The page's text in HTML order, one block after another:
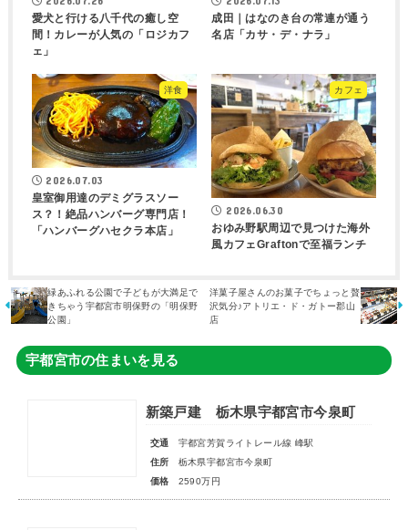
愛犬と行ける八千代の癒し空
間！カレーが人気の「ロジカフ
ェ」
成田｜はなのき台の常連が通う
名店「カサ・デ・ナラ」
洋食
2026.07.03
皇室御用達のデミグラスソー
ス？！絶品ハンバーグ専門店！
「ハンバーグハセクラ本店」
カフェ
2026.06.30
おゆみ野駅周辺で見つけた海外
風カフェGraftonで至福ランチ
緑あふれる公園で子どもが大満足で
きちゃう宇都宮市明保野の「明保野
公園」
洋菓子屋さんのお菓子でちょっと贅
沢気分♪アトリエ・ド・ガトー郡山
店
宇都宮市の住まいを見る
新築戸建 栃木県宇都宮市今泉町
交通
宇都宮芳賀ライトレール線 峰駅
住所
栃木県宇都宮市今泉町
価格
2590万円